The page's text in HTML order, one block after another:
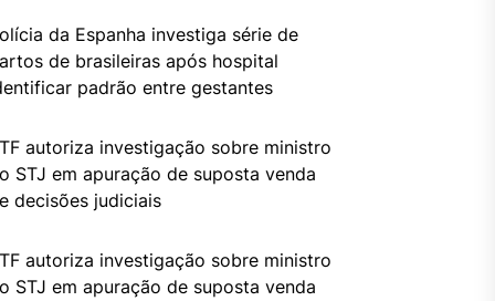
da Espanha investiga série de
de brasileiras após hospital
padrão entre gestantes
autoriza investigação sobre ministro
STJ em apuração de suposta venda
decisões judiciais
autoriza investigação sobre ministro
STJ em apuração de suposta venda